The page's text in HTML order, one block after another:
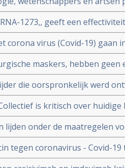
Er is steeds meer bewijs
1273,, geeft een
corona virus (Covid-19) gaan
resultaten bij groepen
maskers, hebben
studies. Dit in
ons eist.
die oorspronkelijk werd
overleving bij ernstig zieke
is kritisch over
en pleit voor veel meer
onder de maatregelen
en diagnoses te lang
tegen coronavirus - Covid-
(55+), de groep met het